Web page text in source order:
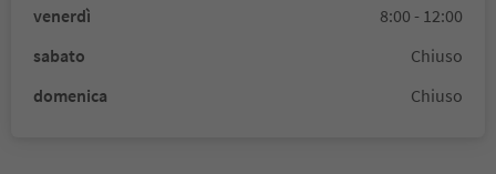
venerdì
8:00 - 12:00
sabato
Chiuso
domenica
Chiuso